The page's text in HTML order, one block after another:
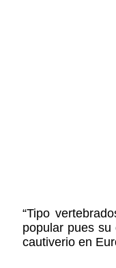
“Tipo
popular pues
cautiverio en